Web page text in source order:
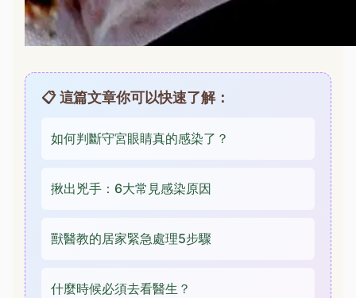
📋 這篇文章你可以快速了解：
如何判斷守宮眼睛真的感染了？
揪出兇手：6大常見感染原因
獸醫教的居家緊急處理5步驟
什麼時候必須去看醫生？